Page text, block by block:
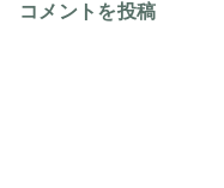
コメントを投稿